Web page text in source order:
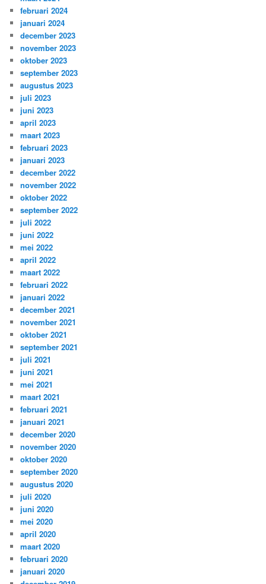
februari 2024
januari 2024
december 2023
november 2023
oktober 2023
september 2023
augustus 2023
juli 2023
juni 2023
april 2023
maart 2023
februari 2023
januari 2023
december 2022
november 2022
oktober 2022
september 2022
juli 2022
juni 2022
mei 2022
april 2022
maart 2022
februari 2022
januari 2022
december 2021
november 2021
oktober 2021
september 2021
juli 2021
juni 2021
mei 2021
maart 2021
februari 2021
januari 2021
december 2020
november 2020
oktober 2020
september 2020
augustus 2020
juli 2020
juni 2020
mei 2020
april 2020
maart 2020
februari 2020
januari 2020